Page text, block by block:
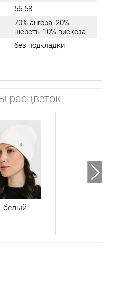
56-58
70% ангора, 20%
шерсть, 10% вискоза
без подкладки
расцветок
белый